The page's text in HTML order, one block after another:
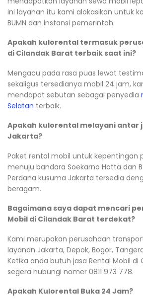
ini layanan itu kami alokasikan untuk
BUMN dan instansi pemerintah.
Apakah kulorental termasuk
di Cilandak Barat terbaik saat ini?
Mengacu pada rasa puas lewat
sekaligus tersedianya mobil 24 jam,
mendapat sebutan sebagai penyedia
Selatan terbaik.
Apakah kulorental melayani antar
Jakarta?
Paket rental mobil untuk kepentingan
menuju bandara Soekarno Hatta dan
Perdana kusuma Jakarta tersedia
beragam.
Bagaimana saya dapat mencari
Mobil di Cilandak Barat terdekat?
Kami merupakan perusahaan
layanan Jakarta, Depok, Bogor,
Ketika anda butuh jasa Rental Mobil di
segera hubungi nomer 0811 973 778.
Apakah Kulorental Buka 24 Jam?